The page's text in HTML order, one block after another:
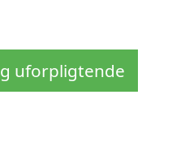
uforpligtende